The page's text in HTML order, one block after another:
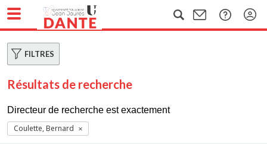
FILTRES
Résultats de recherche
Directeur de recherche est exactement
Coulette, Bernard